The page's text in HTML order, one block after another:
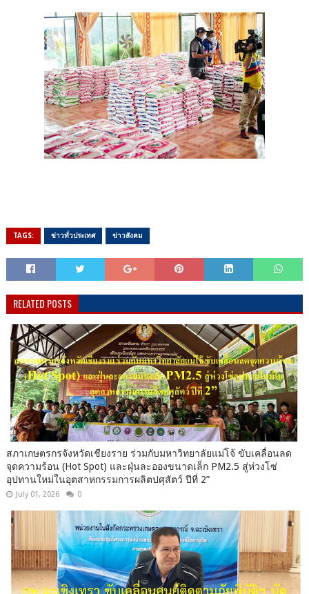
TAGS: ข่าวทั่วประเทศ ข่าวสังคม
RELATED POSTS
สภาเกษตรกรจังหวัดเชียงราย ร่วมกับมหาวิทยาลัยแม่โจ้ ขับเคลื่อนลด
จุดความร้อน (Hot Spot) และฝุ่นละอองขนาดเล็ก PM2.5 สู่ห่วงโซ่
อุปทานใหม่ในอุตสาหกรรมการผลิตปศุสัตว์ ปีที่ 2”
July 01, 2026 0